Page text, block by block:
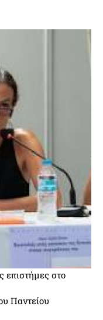
επιστήμες στο
Παντείου